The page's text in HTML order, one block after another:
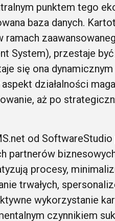
punktem tego
baza danych.
System), przestaje
się ona
działalności
aż po
od SoftwareStudio
partnerów
procesy,
trwałych,
wykorzystanie
czynnikiem